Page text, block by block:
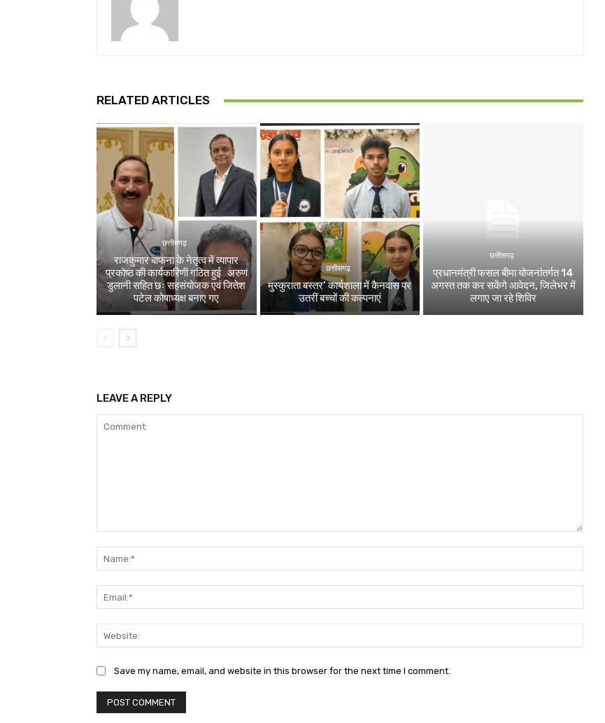
RELATED ARTICLES
छत्तीसगढ़
राजकुमार बाफना के नेतृत्व में व्यापार
प्रकोष्ठ की कार्यकारिणी गठित हुई अरुण
डुलानी सहित छः सहसंयोजक एवं जितेश
पटेल कोषाध्यक्ष बनाए गए
छत्तीसगढ़
मुस्कुराता बस्तर’ कार्यशाला में कैनवास पर
उतरीं बच्चों की कल्पनाएं
छत्तीसगढ़
प्रधानमंत्री फसल बीमा योजनांतर्गत 14
अगस्त तक कर सकेंगे आवेदन, जिलेभर में
लगाए जा रहे शिविर
LEAVE A REPLY
Save my name, email, and website in this browser for the next time I comment.